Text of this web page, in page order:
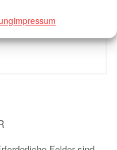
Impressum